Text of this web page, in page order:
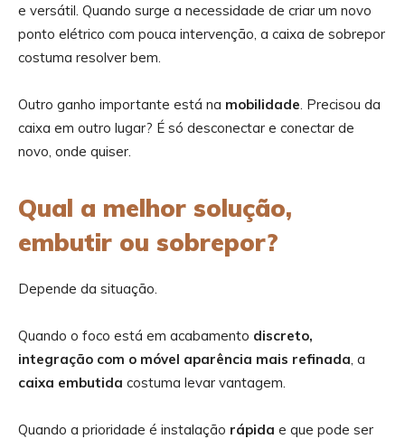
e versátil. Quando surge a necessidade de criar um novo
ponto elétrico com pouca intervenção, a caixa de sobrepor
costuma resolver bem.
Outro ganho importante está na mobilidade . Precisou da
caixa em outro lugar? É só desconectar e conectar de
novo, onde quiser.
Qual a melhor solução,
embutir ou sobrepor?
Depende da situação.
Quando o foco está em acabamento discreto,
integração com o móvel aparência mais refinada , a
caixa embutida costuma levar vantagem.
Quando a prioridade é instalação rápida e que pode ser